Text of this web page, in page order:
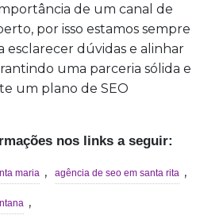
de um canal de
por isso estamos sempre
esclarecer dúvidas e alinhar
uma parceria sólida e
um plano de SEO
nos links a seguir:
maria , agência de seo em santa rita ,
,